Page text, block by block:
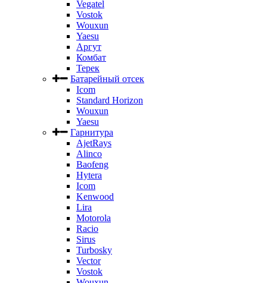
Vegatel
Vostok
Wouxun
Yaesu
Аргут
Комбат
Терек
Батарейный отсек
Icom
Standard Horizon
Wouxun
Yaesu
Гарнитура
AjetRays
Alinco
Baofeng
Hytera
Icom
Kenwood
Lira
Motorola
Racio
Sirus
Turbosky
Vector
Vostok